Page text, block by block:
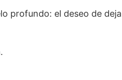
profundo: el deseo de